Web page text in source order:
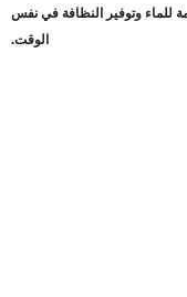
للماء وتوفير النظافة في نفس
الوقت.